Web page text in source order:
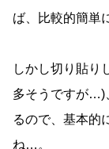
ば、比較的簡単
しかし切り貼り
多そうですが…)
るので、基本的
ね…。